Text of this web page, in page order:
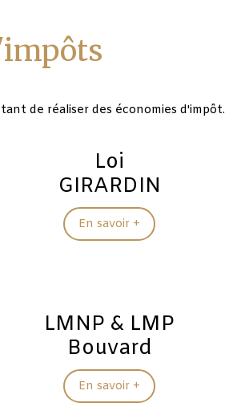
de réaliser des économies d'impôt.
Loi
GIRARDIN
En savoir +
LMNP & LMP
Bouvard
En savoir +